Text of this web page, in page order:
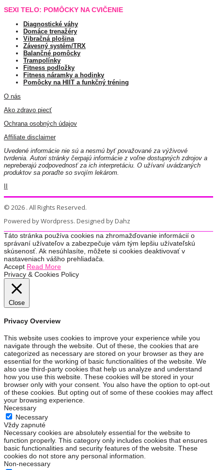
SEXI TELO: POMÔCKY NA CVIČENIE
Diagnostické váhy
Domáce trenažéry
Vibračná plošina
Závesný systém/TRX
Balančné pomôcky
Trampolínky
Fitness podložky
Fitness náramky a hodinky
Pomôcky na HIIT a funkčný tréning
O nás
Ako zdravo piecť
Ochrana osobných údajov
Affiliate disclaimer
Uvedené informácie nie sú a nesmú byť považované za výživové
tvrdenia. Autori stránky čerpajú informácie z voľne dostupných zdrojov a
nepreberajú zodpovednosť za ich interpretáciu. O užívaní uvádzaných
produktov sa poraďte so svojím lekárom.
© 2026 . All Rights Reserved.
Powered by Wordpress. Designed by Dahz
Táto stránka používa cookies na zhromažďovanie informácií o
správaní užívateľov a zabezpečuje vám tým lepšiu užívateľskú
skúsenosť. Ak nesúhlasíte, môžete si cookies deaktivovať v
nastaveniach vášho prehliadača.
Accept Read More
Privacy & Cookies Policy
Close
Privacy Overview
This website uses cookies to improve your experience while you
navigate through the website. Out of these, the cookies that are
categorized as necessary are stored on your browser as they are
essential for the working of basic functionalities of the website. We
also use third-party cookies that help us analyze and understand
how you use this website. These cookies will be stored in your
browser only with your consent. You also have the option to opt-out
of these cookies. But opting out of some of these cookies may affect
your browsing experience.
Necessary
Necessary
Vždy zapnuté
Necessary cookies are absolutely essential for the website to
function properly. This category only includes cookies that ensures
basic functionalities and security features of the website. These
cookies do not store any personal information.
Non-necessary